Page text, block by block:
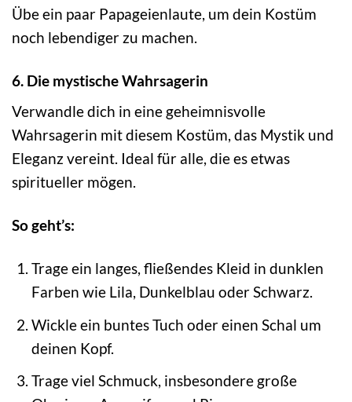
Übe ein paar Papageienlaute, um dein Kostüm
noch lebendiger zu machen.
6. Die mystische Wahrsagerin
Verwandle dich in eine geheimnisvolle
Wahrsagerin mit diesem Kostüm, das Mystik und
Eleganz vereint. Ideal für alle, die es etwas
spiritueller mögen.
So geht’s:
Trage ein langes, fließendes Kleid in dunklen
Farben wie Lila, Dunkelblau oder Schwarz.
Wickle ein buntes Tuch oder einen Schal um
deinen Kopf.
Trage viel Schmuck, insbesondere große